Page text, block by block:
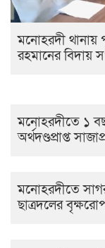
মনোহরদী থানায়
রহমানের বিদায়
মনোহরদীতে ১
অর্থদণ্ডপ্রাপ্ত
মনোহরদীতে
ছাত্রদলের